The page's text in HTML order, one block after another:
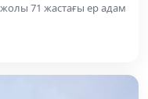
жолы 71 жастағы ер адам